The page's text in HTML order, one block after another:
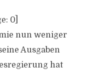
0]
nun weniger
Ausgaben
hat